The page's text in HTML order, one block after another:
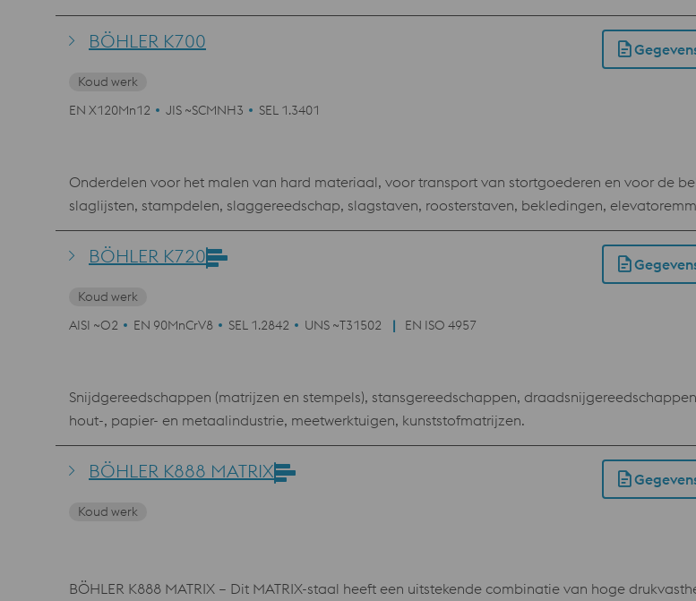
BÖHLER K700
Koud werk
EN X120Mn12
JIS ~SCMNH3 SEL 1.3401
Onderdelen voor het malen van hard materiaal, voor transport van stortgoederen en voor de
slaglijsten, stampdelen, slaggereedschap, slagstaven, roosterstaven, bekledingen,
baggermachines, kettingrollen enz.
BÖHLER K720
Koud werk
AISI ~O2
EN 90MnCrV8 SEL 1.2842 UNS ~T31502 EN ISO 4957
Snijdgereedschappen (matrijzen en stempels), stansgereedschappen,
hout-, papier- en metaalindustrie, meetwerktuigen, kunststofmatrijzen.
BÖHLER K888 MATRIX
Koud werk
BÖHLER K888 MATRIX – Dit MATRIX-staal heeft een uitstekende combinatie van hoge